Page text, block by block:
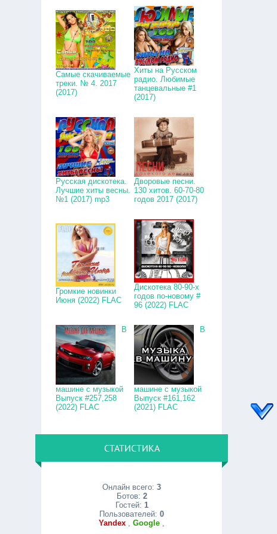
Самые скачиваемые
треки. № 4. 2017
(2017)
Хиты на Русском
радио. Любимые
танцевальные #1
(2017)
Русская дискотека.
Лучшие хиты весны.
№1 (2017) mp3
Дворовые песни.
130 хитов. 60-70-80
годов 2017 (2017)
Громкие новинки
Июня (2022) FLAC
Дискотека 80-90-х
годов по-новому #
96 (2022) FLAC
В
машине с музыкой
Выпуск #257,258
(2022) FLAC
В
машине с музыкой
Выпуск #161,162
(2021) FLAC
СТАТИСТИКА
Онлайн всего:3
Ботов: 2
Гостей: 1
Пользователей:0
Yandex ,Google ,